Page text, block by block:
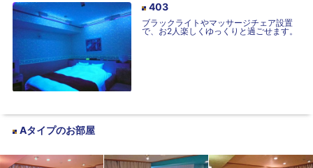
403
ブラックライトやマッサージチェア設置
で、お2人楽しくゆっくりと過ごせます。
Aタイプのお部屋